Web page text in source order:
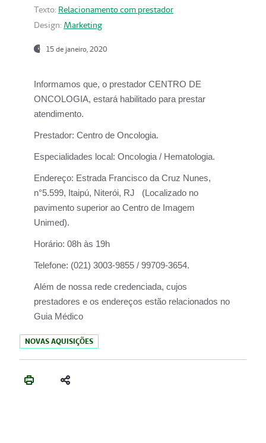
Texto: Relacionamento com prestador
Design: Marketing
15 de janeiro, 2020
Informamos que, o prestador CENTRO DE
ONCOLOGIA, estará habilitado para prestar
atendimento.
Prestador: Centro de Oncologia.
Especialidades local: Oncologia / Hematologia.
Endereço: Estrada Francisco da Cruz Nunes,
n°5.599, Itaipú, Niterói, RJ (Localizado no
pavimento superior ao Centro de Imagem
Unimed).
Horário: 08h às 19h
Telefone: (021) 3003-9855 / 99709-3654.
Além de nossa rede credenciada, cujos
prestadores e os endereços estão relacionados no
Guia Médico
NOVAS AQUISIÇÕES